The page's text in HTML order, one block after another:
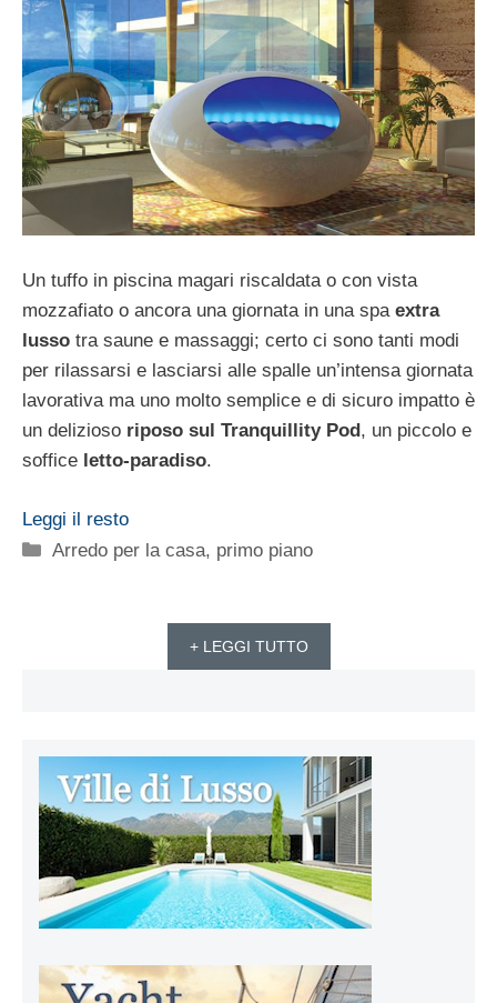
Un tuffo in piscina magari riscaldata o con vista
mozzafiato o ancora una giornata in una spa extra
lusso tra saune e massaggi; certo ci sono tanti modi
per rilassarsi e lasciarsi alle spalle un’intensa giornata
lavorativa ma uno molto semplice e di sicuro impatto è
un delizioso riposo sul Tranquillity Pod , un piccolo e
soffice letto-paradiso.
Leggi il resto
Categorie
Arredo per la casa, primo piano
+ LEGGI TUTTO